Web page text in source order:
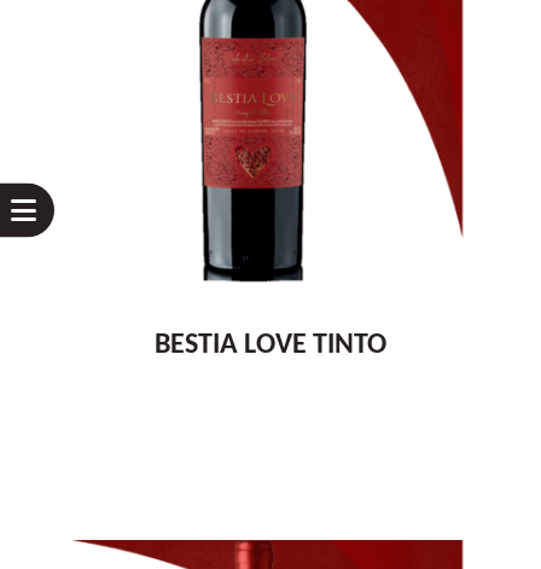
BESTIA LOVE TINTO